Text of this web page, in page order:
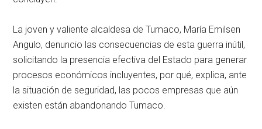
La joven y valiente alcaldesa de Tumaco, María Emilsen
Angulo, denuncio las consecuencias de esta guerra inútil,
solicitando la presencia efectiva del Estado para generar
procesos económicos incluyentes, por qué, explica, ante
la situación de seguridad, las pocos empresas que aún
existen están abandonando Tumaco.